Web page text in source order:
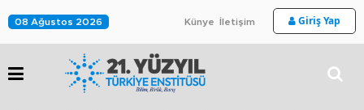
08 Ağustos 2026 Künye İletişim Giriş Yap